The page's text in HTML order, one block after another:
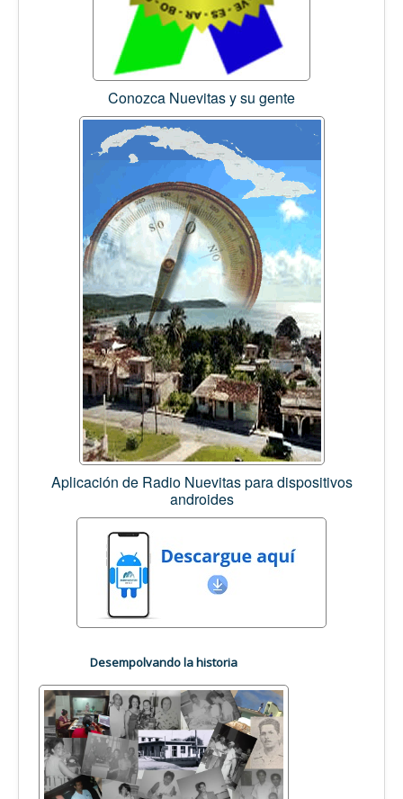
Conozca Nuevitas y su gente
Aplicación de Radio Nuevitas para dispositivos
androides
Desempolvando la historia